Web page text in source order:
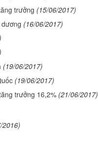
trưởng (15/06/2017)
(16/06/2017)
(19/06/2017)
(19/06/2017)
trưởng 16,2% (21/06/2017)
2016)